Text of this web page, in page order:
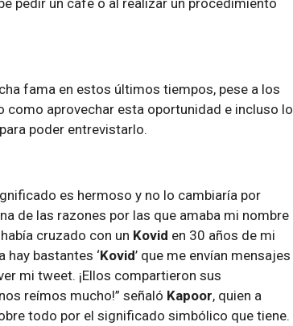
fama en estos últimos tiempos, pese a los
como aprovechar esta oportunidad e incluso lo
poder entrevistarlo.
es hermoso y no lo cambiaría por
de las razones por las que amaba mi nombre
cruzado con un Kovid en 30 años de mi
hay bastantes ‘Kovid’ que me envían mensajes
mi tweet. ¡Ellos compartieron sus
reímos mucho!” señaló Kapoor, quien a
todo por el significado simbólico que tiene.